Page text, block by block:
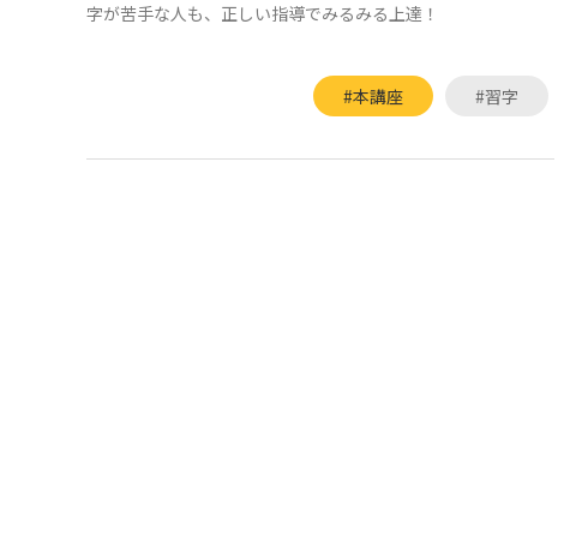
字が苦手な人も、正しい指導でみるみる上達！
#本講座 #習字